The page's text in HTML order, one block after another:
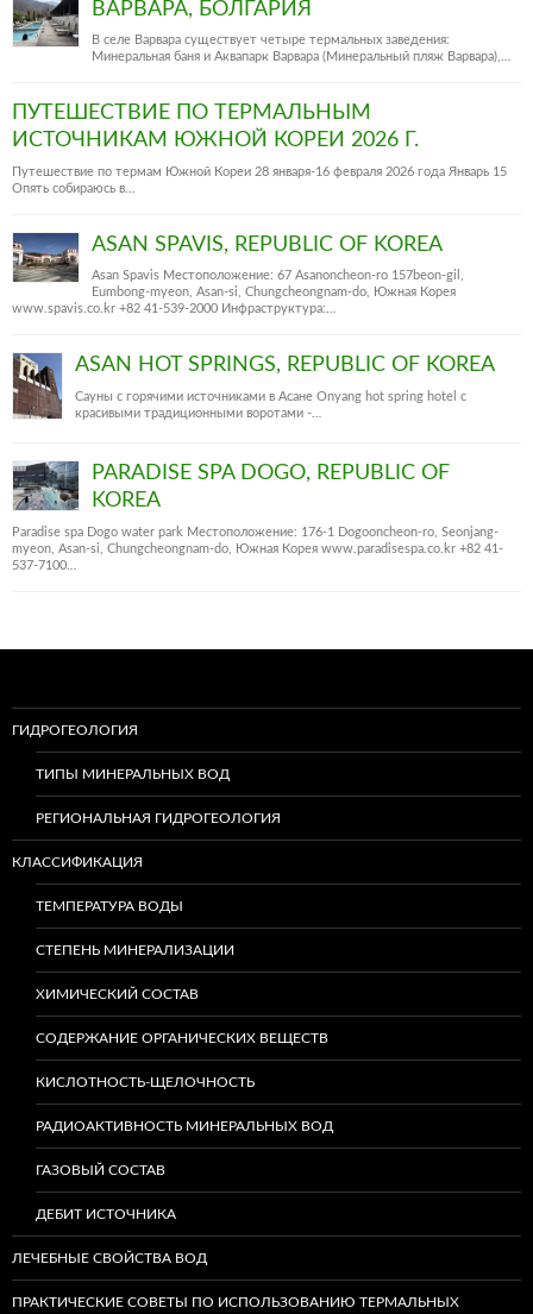
ВАРВАРА, БОЛГАРИЯ
В селе Варвара существует четыре термальных заведения:
Минеральная баня и Аквапарк Варвара (Минеральный пляж Варвара),…
ПУТЕШЕСТВИЕ ПО ТЕРМАЛЬНЫМ
ИСТОЧНИКАМ ЮЖНОЙ КОРЕИ 2026 Г.
Путешествие по термам Южной Кореи 28 января-16 февраля 2026 года Январь 15
Опять собираюсь в…
ASAN SPAVIS, REPUBLIC OF KOREA
Asan Spavis Местоположение: 67 Asanoncheon-ro 157beon-gil,
Eumbong-myeon, Asan-si, Chungcheongnam-do, Южная Корея
www.spavis.co.kr +82 41-539-2000 Инфраструктура:…
ASAN HOT SPRINGS, REPUBLIC OF KOREA
Сауны с горячими источниками в Асане Onyang hot spring hotel c
красивыми традиционными воротами -…
PARADISE SPA DOGO, REPUBLIC OF
KOREA
Paradise spa Dogo water park Местоположение: 176-1 Dogooncheon-ro, Seonjang-
myeon, Asan-si, Chungcheongnam-do, Южная Корея www.paradisespa.co.kr +82 41-
537-7100…
ГИДРОГЕОЛОГИЯ
ТИПЫ МИНЕРАЛЬНЫХ ВОД
РЕГИОНАЛЬНАЯ ГИДРОГЕОЛОГИЯ
КЛАССИФИКАЦИЯ
ТЕМПЕРАТУРА ВОДЫ
СТЕПЕНЬ МИНЕРАЛИЗАЦИИ
ХИМИЧЕСКИЙ СОСТАВ
СОДЕРЖАНИЕ ОРГАНИЧЕСКИХ ВЕЩЕСТВ
КИСЛОТНОСТЬ-ЩЕЛОЧНОСТЬ
РАДИОАКТИВНОСТЬ МИНЕРАЛЬНЫХ ВОД
ГАЗОВЫЙ СОСТАВ
ДЕБИТ ИСТОЧНИКА
ЛЕЧЕБНЫЕ СВОЙСТВА ВОД
ПРАКТИЧЕСКИЕ СОВЕТЫ ПО ИСПОЛЬЗОВАНИЮ ТЕРМАЛЬНЫХ